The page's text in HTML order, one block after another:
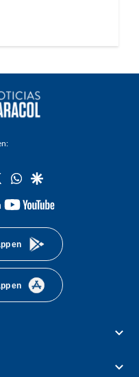
twitterwhatsapp
google
youtube-
en
en